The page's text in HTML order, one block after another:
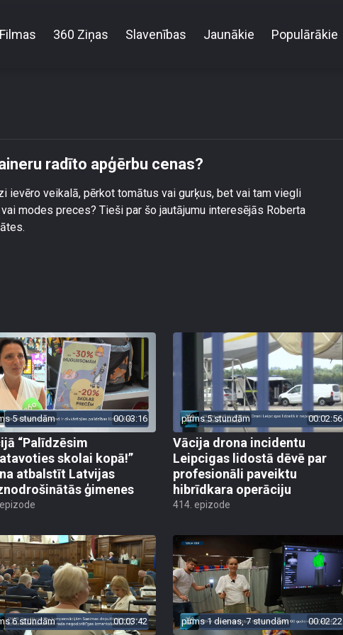
Filmas 360 Ziņas Slavenības Jaunākie Populārākie
radīto apģērbu cenas?
ievēro veikalā, pērkot tomātus vai gurķus, bet vai tam viegli
modes preces? Tieši par šo jautājumu interesējās Roberta
5 stundām 00:03:16
“Palīdzēsim
skolai kopā!”
atbalstīt Latvijas
ģimenes
pirms 5 stundām 00:02:56
Vācija drona incidentu
Leipcigas lidostā dēvē par
profesionāli paveiktu
hibrīdkara operāciju
414. epizode
6 stundām 00:03:42 pirms 1 dienas, 7 stundām 00:02:22